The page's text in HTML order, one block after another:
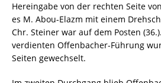
Hereingabe von der rechten Seite
es M. Abou-Elazm mit einem
Chr. Steiner war auf dem Posten
verdienten Offenbacher-Führung
Seiten gewechselt.